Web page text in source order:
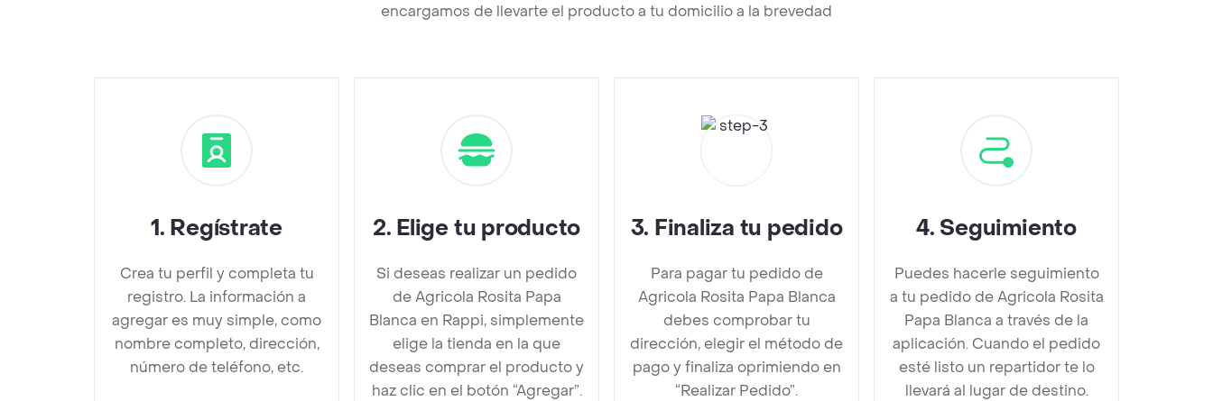
encargamos de llevarte el producto a tu domicilio a la brevedad
1. Regístrate
Crea tu perfil y completa tu
registro. La información a
agregar es muy simple, como
nombre completo, dirección,
número de teléfono, etc.
2. Elige tu producto
Si deseas realizar un pedido
de Agricola Rosita Papa
Blanca en Rappi, simplemente
elige la tienda en la que
deseas comprar el producto y
haz clic en el botón “Agregar”.
3. Finaliza tu pedido
Para pagar tu pedido de
Agricola Rosita Papa Blanca
debes comprobar tu
dirección, elegir el método de
pago y finaliza oprimiendo en
“Realizar Pedido”.
4. Seguimiento
Puedes hacerle seguimiento
a tu pedido de Agricola Rosita
Papa Blanca a través de la
aplicación. Cuando el pedido
esté listo un repartidor te lo
llevará al lugar de destino.